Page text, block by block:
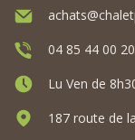
04 85 44 00 20
Lu Ven de
187 route de